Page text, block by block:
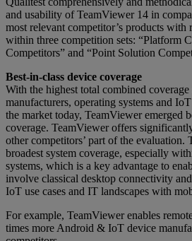
and usability of TeamViewer 14 in
most relevant competitor’s products with
within three competition sets: “Platform
Competitors” and “Point Solution
Best-in-class device coverage
With the highest total combined
manufacturers, operating systems and
the market today, TeamViewer emerged
coverage. TeamViewer offers
other competitors’ part of the evaluation.
broadest system coverage, especially
systems, which is a key advantage to
involve classical desktop connectivity
IoT use cases and IT landscapes with
For example, TeamViewer enables
times more Android & IoT device